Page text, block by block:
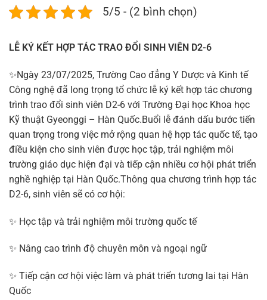
5/5 - (2 bình chọn)
LỄ KÝ KẾT HỢP TÁC TRAO ĐỔI SINH VIÊN D2-6
✨Ngày 23/07/2025, Trường Cao đẳng Y Dược và Kinh tế
Công nghệ đã long trọng tổ chức lễ ký kết hợp tác chương
trình trao đổi sinh viên D2-6 với Trường Đại học Khoa học
Kỹ thuật Gyeonggi – Hàn Quốc.Buổi lễ đánh dấu bước tiến
quan trọng trong việc mở rộng quan hệ hợp tác quốc tế, tạo
điều kiện cho sinh viên được học tập, trải nghiệm môi
trường giáo dục hiện đại và tiếp cận nhiều cơ hội phát triển
nghề nghiệp tại Hàn Quốc.Thông qua chương trình hợp tác
D2-6, sinh viên sẽ có cơ hội:
✨ Học tập và trải nghiệm môi trường quốc tế
✨ Nâng cao trình độ chuyên môn và ngoại ngữ
✨ Tiếp cận cơ hội việc làm và phát triển tương lai tại Hàn
Quốc